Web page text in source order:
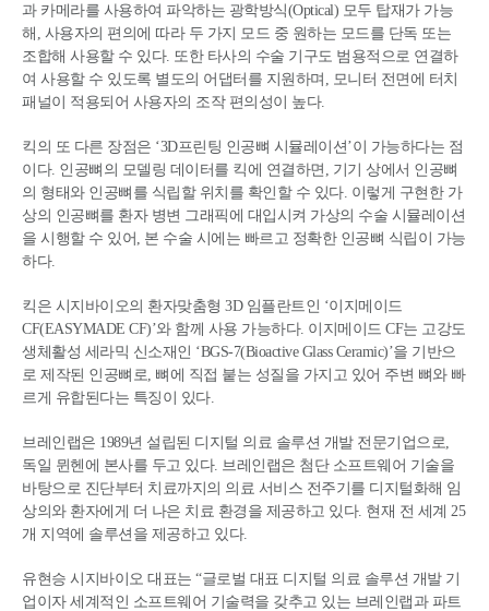
과 카메라를 사용하여 파악하는 광학방식(Optical) 모두 탑재가 가능
해, 사용자의 편의에 따라 두 가지 모드 중 원하는 모드를 단독 또는
조합해 사용할 수 있다. 또한 타사의 수술 기구도 범용적으로 연결하
여 사용할 수 있도록 별도의 어댑터를 지원하며, 모니터 전면에 터치
패널이 적용되어 사용자의 조작 편의성이 높다.
킥의 또 다른 장점은 ‘3D프린팅 인공뼈 시뮬레이션’이 가능하다는 점
이다. 인공뼈의 모델링 데이터를 킥에 연결하면, 기기 상에서 인공뼈
의 형태와 인공뼈를 식립할 위치를 확인할 수 있다. 이렇게 구현한 가
상의 인공뼈를 환자 병변 그래픽에 대입시켜 가상의 수술 시뮬레이션
을 시행할 수 있어, 본 수술 시에는 빠르고 정확한 인공뼈 식립이 가능
하다.
킥은 시지바이오의 환자맞춤형 3D 임플란트인 ‘이지메이드
CF(EASYMADE CF)’와 함께 사용 가능하다. 이지메이드 CF는 고강도
생체활성 세라믹 신소재인 ‘BGS-7(Bioactive Glass Ceramic)’을 기반으
로 제작된 인공뼈로, 뼈에 직접 붙는 성질을 가지고 있어 주변 뼈와 빠
르게 유합된다는 특징이 있다.
브레인랩은 1989년 설립된 디지털 의료 솔루션 개발 전문기업으로,
독일 뮌헨에 본사를 두고 있다. 브레인랩은 첨단 소프트웨어 기술을
바탕으로 진단부터 치료까지의 의료 서비스 전주기를 디지털화해 임
상의와 환자에게 더 나은 치료 환경을 제공하고 있다. 현재 전 세계 25
개 지역에 솔루션을 제공하고 있다.
유현승 시지바이오 대표는 “글로벌 대표 디지털 의료 솔루션 개발 기
업이자 세계적인 소프트웨어 기술력을 갖추고 있는 브레인랩과 파트